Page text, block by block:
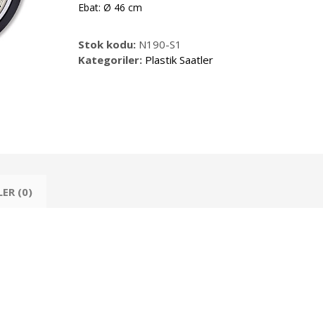
Ebat: Ø 46 cm
Stok kodu: N190-S1
Kategoriler: Plastik Saatler
(0)